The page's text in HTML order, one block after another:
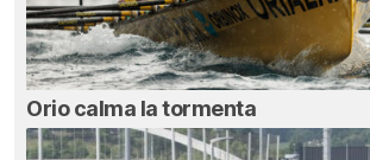
Orio calma la tormenta